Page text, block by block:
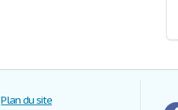
Plan du site